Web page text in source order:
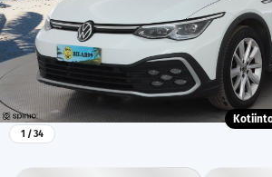
1 / 34